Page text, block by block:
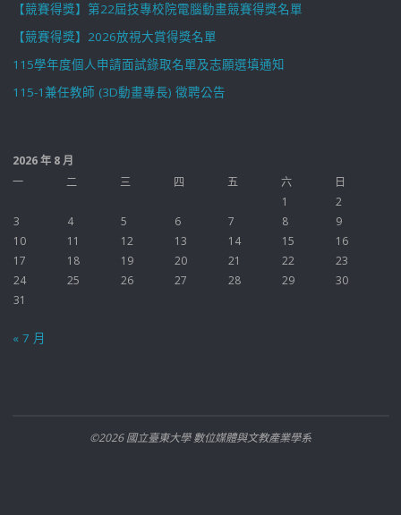
【競賽得獎】第22屆技專校院電腦動畫競賽得獎名單
【競賽得獎】2026放視大賞得獎名單
115學年度個人申請面試錄取名單及志願選填通知
115-1兼任教師 (3D動畫專長) 徵聘公告
2026 年 8 月
一
二 三 四 五 六
日
1
2
3
4 5 6 7 8
9
10
11 12 13 14 15
16
17
18 19 20 21 22
23
24
25 26 27 28 29
30
31
« 7 月
©2026 國立臺東大學 數位媒體與文教產業學系